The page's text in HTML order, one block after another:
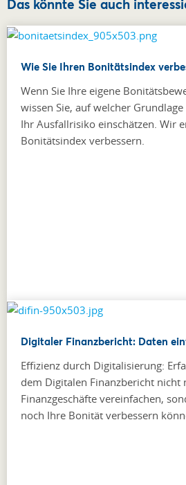
Das könnte Sie auch
Wie Sie Ihren Bonitätsindex
Wenn Sie Ihre eigene
wissen Sie, auf welcher
Ihr Ausfallrisiko einschätzen. Wir
Bonitätsindex verbessern.
Digitaler Finanzbericht: Daten
Effizienz durch Digitalisierung:
dem Digitalen Finanzbericht nicht
Finanzgeschäfte vereinfachen,
noch Ihre Bonität verbessern